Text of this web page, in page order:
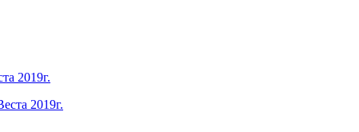
2019г.